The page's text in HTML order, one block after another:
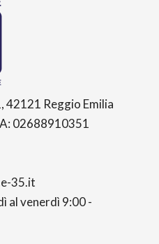
42121 Reggio Emilia
02688910351
35.it
al venerdì 9:00 -